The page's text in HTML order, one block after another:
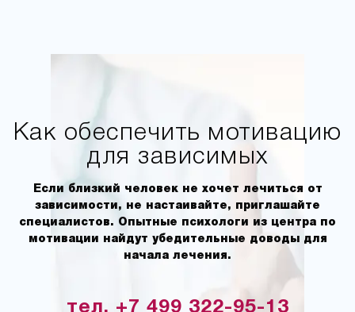
Как обеспечить мотивацию
для зависимых
Если близкий человек не хочет лечиться от
зависимости, не настаивайте, приглашайте
специалистов. Опытные психологи из центра по
мотивации найдут убедительные доводы для
начала лечения.
тел. +7 499 322-95-13